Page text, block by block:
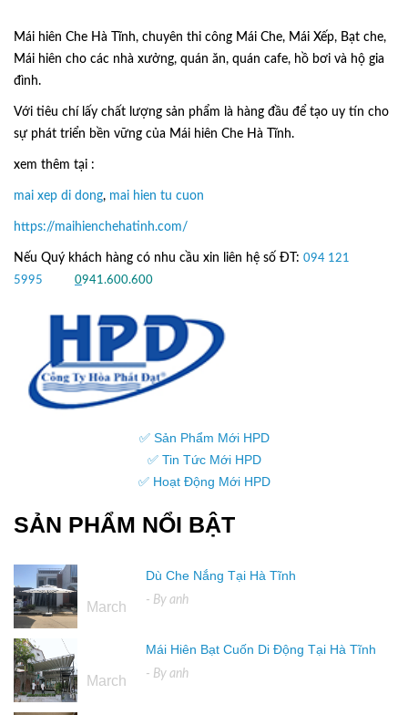
Mái hiên Che Hà Tĩnh, chuyên thi công Mái Che, Mái Xếp, Bạt che,
Mái hiên cho các nhà xưởng, quán ăn, quán cafe, hồ bơi và hộ gia
đình.
Với tiêu chí lấy chất lượng sản phẩm là hàng đầu để tạo uy tín cho
sự phát triển bền vững của Mái hiên Che Hà Tĩnh.
xem thêm tại :
mai xep di dong, mai hien tu cuon
https://maihienchehatinh.com/
Nếu Quý khách hàng có nhu cầu xin liên hệ số ĐT: 094 121
5995
0941.600.600
✅ Sản Phẩm Mới HPD
✅ Tin Tức Mới HPD
✅ Hoạt Động Mới HPD
SẢN PHẨM NỔI BẬT
March
Dù Che Nắng Tại Hà Tĩnh
- By anh
March
Mái Hiên Bạt Cuốn Di Động Tại Hà Tĩnh
- By anh